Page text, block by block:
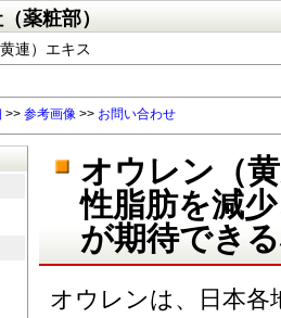
薬粧部）
連）エキス
>> 参考画像 >> お問い合わせ
オウレン（
性脂肪を減
が期待でき
オウレンは、日本各